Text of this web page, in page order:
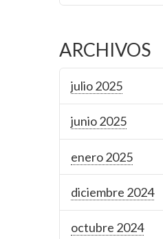
ARCHIVOS
julio 2025
junio 2025
enero 2025
diciembre 2024
octubre 2024